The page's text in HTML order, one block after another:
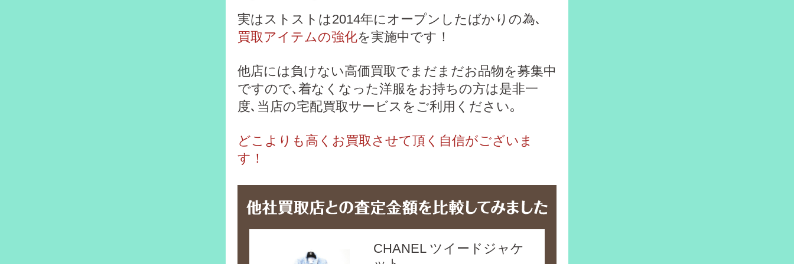
実はストストは2014年にオープンしたばかりの為､
買取アイテムの強化を実施中です！
他店には負けない高価買取でまだまだお品物を募集中
ですので､着なくなった洋服をお持ちの方は是非一
度､当店の宅配買取サービスをご利用ください｡
どこよりも高くお買取させて頂く自信がございま
す！
CHANEL ツイードジャケ